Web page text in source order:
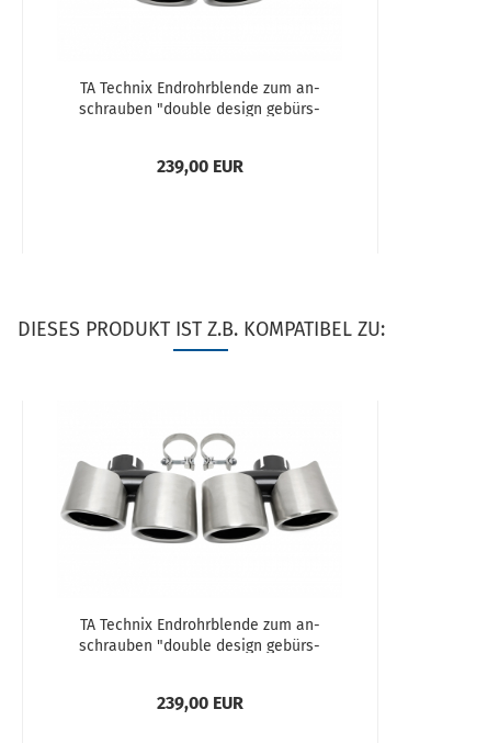
TA Tech­nix End­rohr­blen­de zum an­
schrau­ben "dou­ble de­sign ge­bürs­
239,00 EUR
DIESES PRODUKT IST Z.B. KOMPATIBEL ZU:
TA Tech­nix End­rohr­blen­de zum an­
schrau­ben "dou­ble de­sign ge­bürs­
239,00 EUR